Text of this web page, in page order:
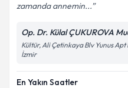
zamanda annemin...
Op. Dr. Külal ÇUKUROVA
Kültür, Ali Çetinkaya Blv Yunus
İzmir
En Yakın Saatler